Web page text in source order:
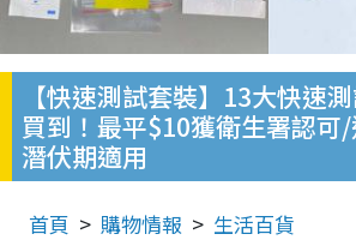
【快速測試套裝】13大快速
買到！最平$10獲衛生署認可
潛伏期適用
首頁 購物情報 生活百貨